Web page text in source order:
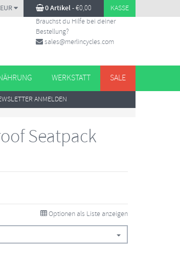
0 Artikel-€0,00 KASSE
Brauchst du Hilfe bei deiner
Bestellung?
sales@merlincycles.com
WERKSTATT SALE
ANMELDEN
Seatpack
Optionen als Liste anzeigen